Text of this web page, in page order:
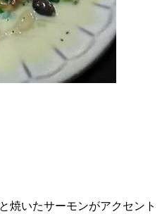
焼いたサーモンがアクセント